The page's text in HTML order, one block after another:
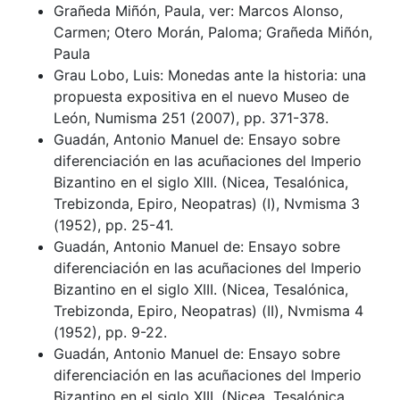
Grañeda Miñón, Paula, ver: Marcos Alonso,
Carmen; Otero Morán, Paloma; Grañeda Miñón,
Paula
Grau Lobo, Luis: Monedas ante la historia: una
propuesta expositiva en el nuevo Museo de
León, Numisma 251 (2007), pp. 371-378.
Guadán, Antonio Manuel de: Ensayo sobre
diferenciación en las acuñaciones del Imperio
Bizantino en el siglo XIII. (Nicea, Tesalónica,
Trebizonda, Epiro, Neopatras) (I), Nvmisma 3
(1952), pp. 25-41.
Guadán, Antonio Manuel de: Ensayo sobre
diferenciación en las acuñaciones del Imperio
Bizantino en el siglo XIII. (Nicea, Tesalónica,
Trebizonda, Epiro, Neopatras) (II), Nvmisma 4
(1952), pp. 9-22.
Guadán, Antonio Manuel de: Ensayo sobre
diferenciación en las acuñaciones del Imperio
Bizantino en el siglo XIII. (Nicea, Tesalónica,